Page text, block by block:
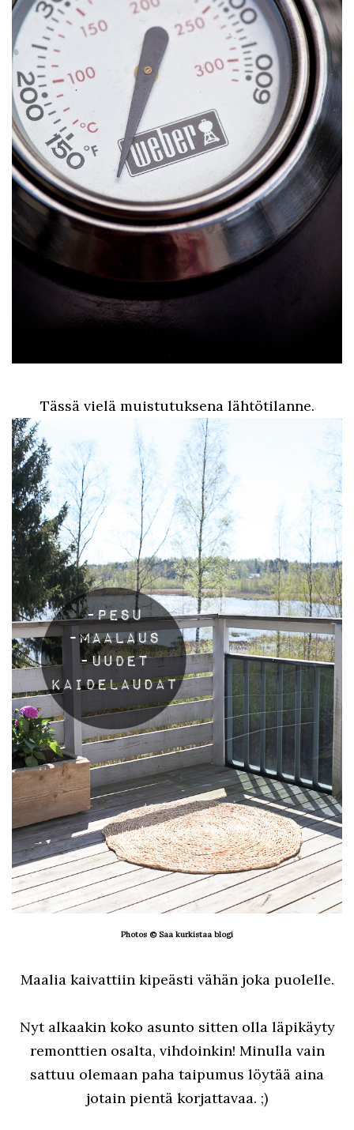
Tässä vielä muistutuksena lähtötilanne.
Photos © Saa kurkistaa blogi
Maalia kaivattiin kipeästi vähän joka puolelle.
Nyt alkaakin koko asunto sitten olla läpikäyty
remonttien osalta, vihdoinkin! Minulla vain
sattuu olemaan paha taipumus löytää aina
jotain pientä korjattavaa. ;)